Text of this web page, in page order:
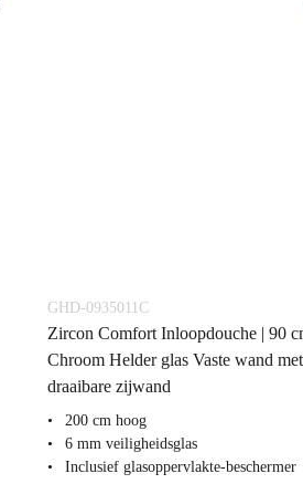
GHD-0935011C
Zircon Comfort Inloopdouche | 90
Chroom Helder glas Vaste wand met
draaibare zijwand
200 cm hoog
6 mm veiligheidsglas
Inclusief glasoppervlakte-beschermer